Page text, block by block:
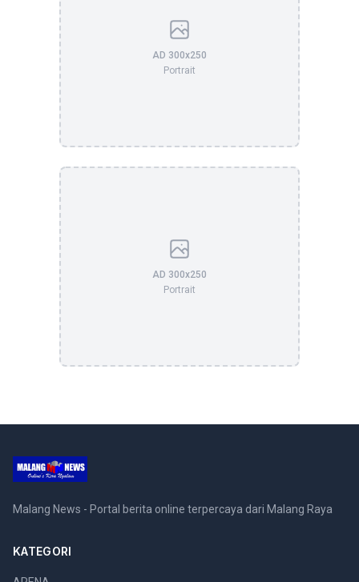
AD 300x250
Portrait
AD 300x250
Portrait
Malang News - Portal berita online terpercaya dari Malang Raya
KATEGORI